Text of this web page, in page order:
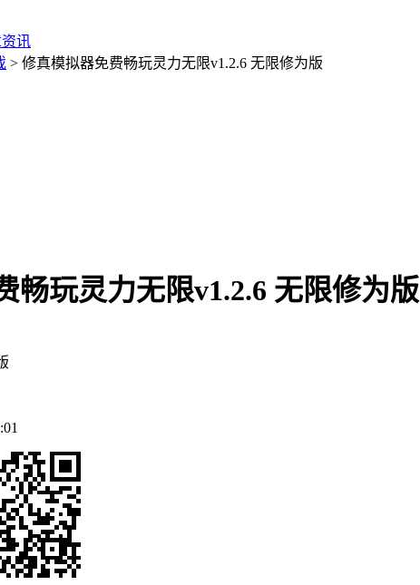
讯
> 修真模拟器免费畅玩灵力无限v1.2.6 无限修为版
畅玩灵力无限v1.2.6 无限修为版